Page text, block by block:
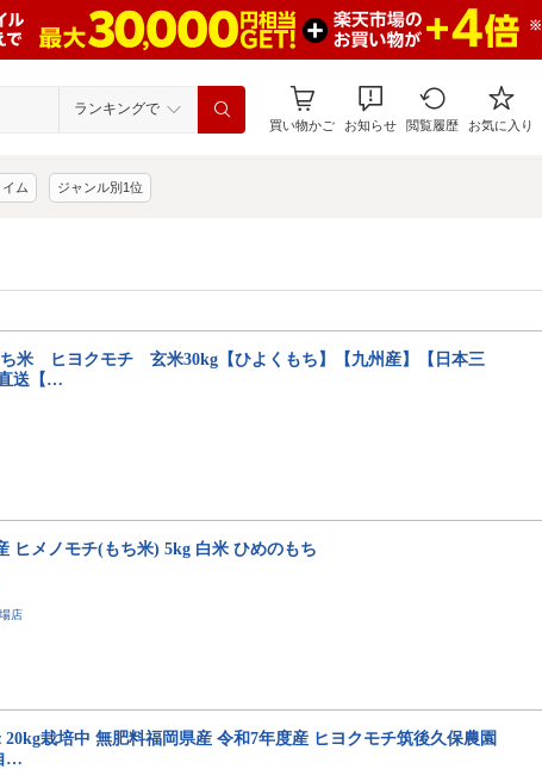
ランキングで
買い物かご お知らせ 閲覧履歴 お気に入り
イム ジャンル別1位
ち米 ヒヨクモチ 玄米30kg【ひよくもち】【九州産】【日本三
送【…
ヒメノモチ(もち米) 5kg 白米 ひめのもち
店
栽培中 無肥料福岡県産 令和7年度産 ヒヨクモチ筑後久保農園
…